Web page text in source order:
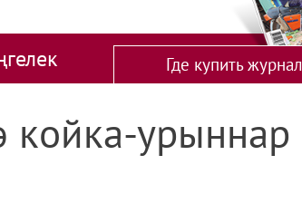
Где купить
койка-урыннар